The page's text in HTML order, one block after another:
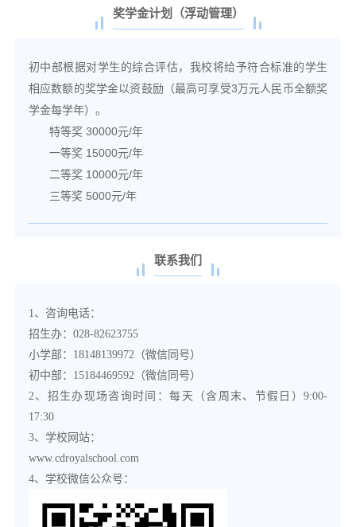
奖学金计划（浮动管理）
初中部根据对学生的综合评估，我校将给予符合标准的学生
相应数额的奖学金以资鼓励（最高可享受3万元人民币全额奖
学金每学年）。
特等奖 30000元/年
一等奖 15000元/年
二等奖 10000元/年
三等奖 5000元/年
联系我们
1、咨询电话：
招生办：028-82623755
小学部：18148139972（微信同号）
初中部：15184469592（微信同号）
2、招生办现场咨询时间：每天（含周末、节假日）9:00-
17:30
3、学校网站：
www.cdroyalschool.com
4、学校微信公众号：